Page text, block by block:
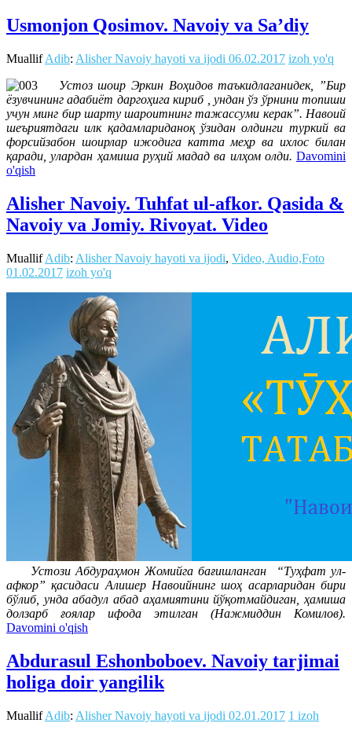
Usmonjon Qosimov. Navoiy va Sa’diy
MuallifAdib: Alisher Navoiy hayoti va ijodi 06.02.2017 izoh yo'q
Устоз шоир Эркин Воҳидов таъкидлаганидек, ”Бир
ёзувчининг адабиёт даргоҳига кириб , ундан ўз ўрнини топиши
учун минг бир шарту шароитнинг тажассуми керак”. Навоий
шеъриятдаги илк қадамлариданоқ ўзидан олдинги туркий ва
форсийзабон шоирлар ижодига катта меҳр ва ихлос билан
қаради, улардан ҳамиша руҳий мадад ва илҳом олди. Davomini
o'qish
Alisher Navoiy. Tuhfat ul-afkor. Qasida &
Navoiy va Jomiy. Rivoyat. Video
MuallifAdib: Alisher Navoiy hayoti va ijodi, Video, Audio,Foto
01.02.2017 izoh yo'q
Устози Абдураҳмон Жомийга бағишланган “Туҳфат ул-
афкор” қасидаси Алишер Навоийнинг шоҳ асарларидан бири
бўлиб, унда абадул абад аҳамиятини йўқотмайдиган, ҳамиша
долзарб ғоялар ифода этилган (Нажмиддин Комилов).
Davomini o'qish
Abdurasul Eshonboboev. Navoiy tarjimai
holiga doir yangilik
MuallifAdib: Alisher Navoiy hayoti va ijodi 02.01.2017 1 izoh